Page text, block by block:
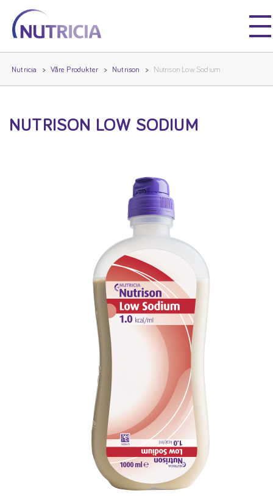
Nutricia
Nutricia
Nutricia Våre Produkter Nutrison Nutrison Low Sodium
NUTRISON LOW SODIUM